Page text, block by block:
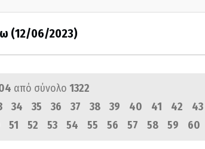
(12/06/2023)
από σύνολο 1322
34 35 36 37 38 39 40 41 42 43
51 52 53 54 55 56 57 58 59 60